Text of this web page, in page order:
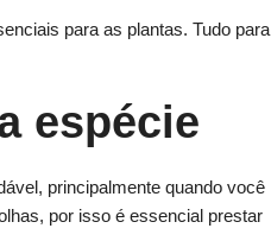
para as plantas. Tudo para
espécie
principalmente quando você
por isso é essencial prestar